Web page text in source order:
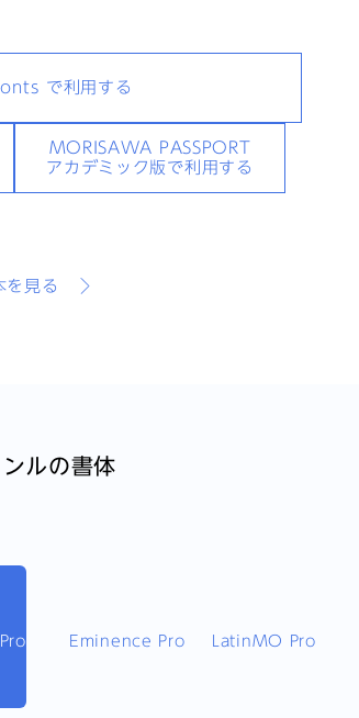
で利用する
MORISAWA PASSPORT
アカデミック版で利用する
を見る
ルの書体
Eminence Pro LatinMO Pro